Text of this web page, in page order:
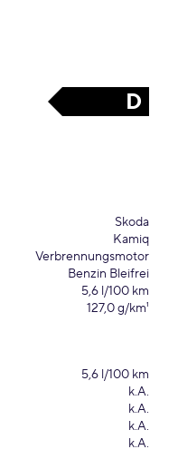
D
Skoda
Kamiq
Verbrennungsmotor
Benzin Bleifrei
5,6 l/100 km
127,0 g/km¹
5,6 l/100 km
k.A.
k.A.
k.A.
k.A.